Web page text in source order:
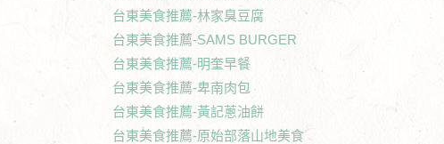
台東美食推薦-林家臭豆腐
台東美食推薦-SAMS BURGER
台東美食推薦-明奎早餐
台東美食推薦-卑南肉包
台東美食推薦-黃記蔥油餅
台東美食推薦-原始部落山地美食